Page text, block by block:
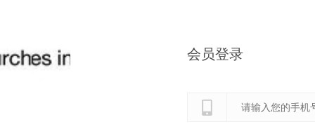
会员登录